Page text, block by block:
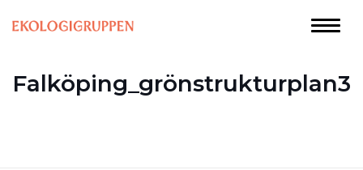
Falköping_grönstrukturplan3